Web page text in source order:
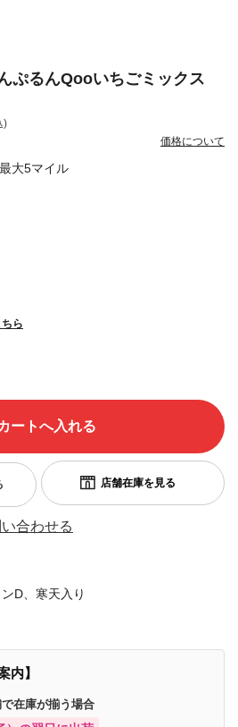
大5マイル
ぷるんQooいちごミックス
)
価格について
ら
合わせる
D、寒天入り
内】
在庫が揃う場合